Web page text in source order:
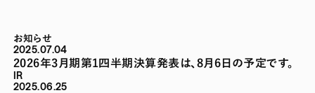
お知らせ
2025.07.04
2026年3月期第1四半期決算発表は、8月6日の予定です。
IR
2025.06.25